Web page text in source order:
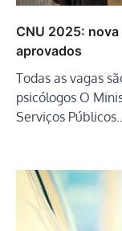
CNU 2025:
aprovados
Todas as vagas
psicólogos O
Serviços Públicos…